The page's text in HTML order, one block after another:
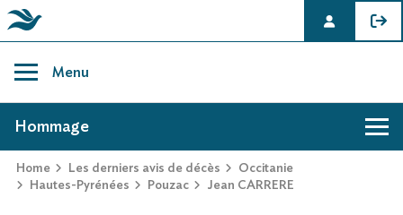
content
Menu
AVIS DE DÉCÈS DE JEAN CARRERE
Home Les derniers avis de décès
Occitanie
Hautes-Pyrénées
Pouzac Jean CARRERE
Hommage